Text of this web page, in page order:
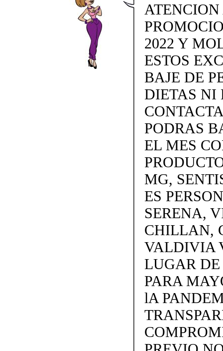
2022 Y
ESTOS
BAJE DE
DIETAS NI
PODRAS
EL MES
MG,
ES
SERENA,
CHILLAN,
VALDIVIA
LUGAR
PARA
lA